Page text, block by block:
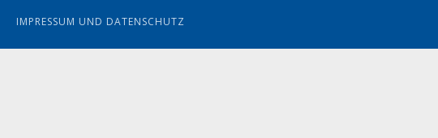
IMPRESSUM UND DATENSCHUTZ